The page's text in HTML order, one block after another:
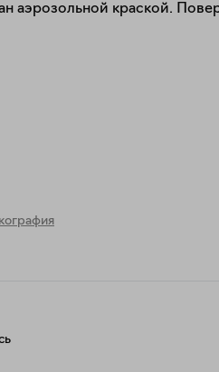
аэрозольной краской.